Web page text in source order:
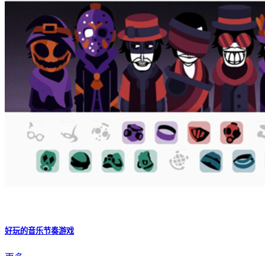
好玩的音乐节奏游戏